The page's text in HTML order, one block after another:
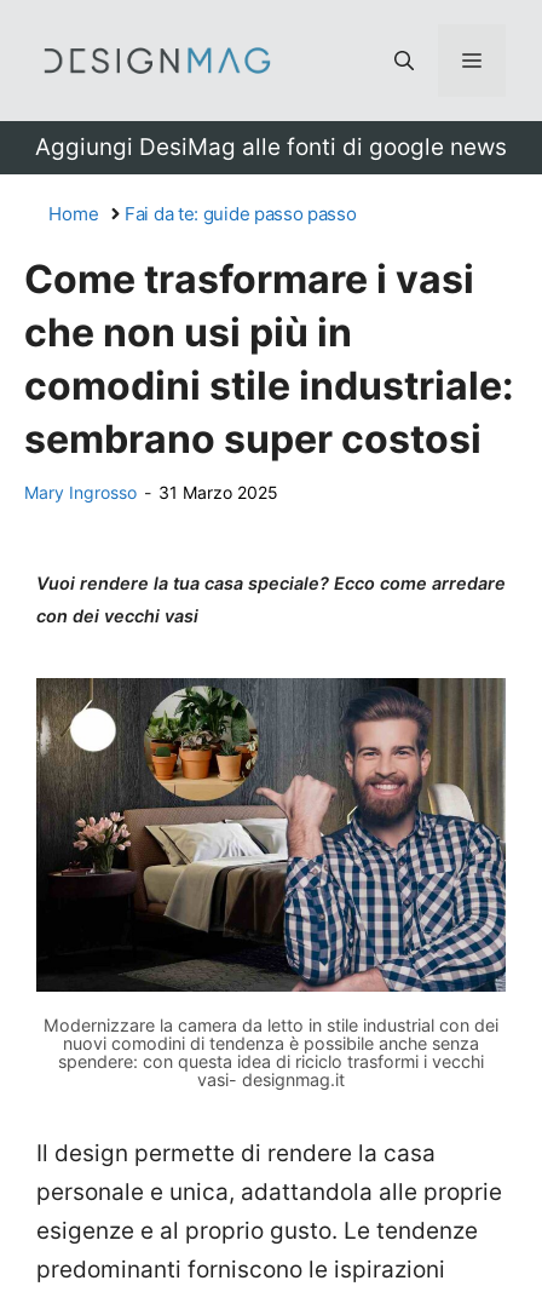
Menu
Aggiungi DesiMag alle fonti di google news
Home Fai da te: guide passo passo
Come trasformare i vasi
che non usi più in
comodini stile industriale:
sembrano super costosi
Mary Ingrosso - 31 Marzo 2025
Vuoi rendere la tua casa speciale? Ecco come arredare
con dei vecchi vasi
Modernizzare la camera da letto in stile industrial con dei
nuovi comodini di tendenza è possibile anche senza
spendere: con questa idea di riciclo trasformi i vecchi
vasi- designmag.it
Il design permette di rendere la casa
personale e unica, adattandola alle proprie
esigenze e al proprio gusto. Le tendenze
predominanti forniscono le ispirazioni